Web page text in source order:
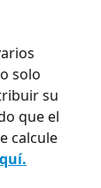
solo
su
que el
calcule